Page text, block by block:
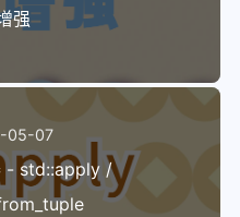
强
05-07
- std::apply /